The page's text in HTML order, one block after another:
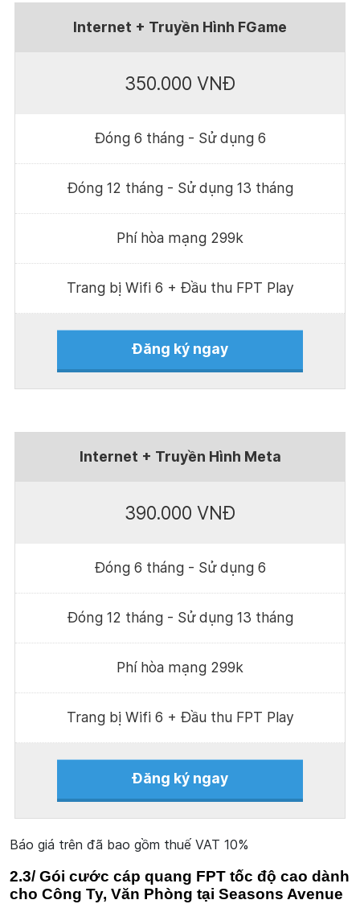
Internet + Truyền Hình FGame
350.000 VNĐ
Đóng 6 tháng - Sử dụng 6
Đóng 12 tháng - Sử dụng 13 tháng
Phí hòa mạng 299k
Trang bị Wifi 6 + Đầu thu FPT Play
Đăng ký ngay
Internet + Truyền Hình Meta
390.000 VNĐ
Đóng 6 tháng - Sử dụng 6
Đóng 12 tháng - Sử dụng 13 tháng
Phí hòa mạng 299k
Trang bị Wifi 6 + Đầu thu FPT Play
Đăng ký ngay
Báo giá trên đã bao gồm thuế VAT 10%
2.3/ Gói cước cáp quang FPT tốc độ cao dành
cho Công Ty, Văn Phòng tại Seasons Avenue